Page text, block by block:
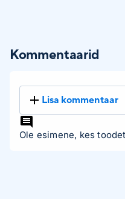
Kommentaarid
Lisa kommentaar
Ole esimene, kes